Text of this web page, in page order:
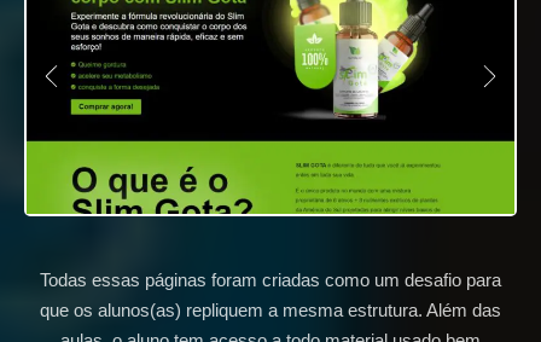
Todas essas páginas foram criadas como um desafio para
que os alunos(as) repliquem a mesma estrutura. Além das